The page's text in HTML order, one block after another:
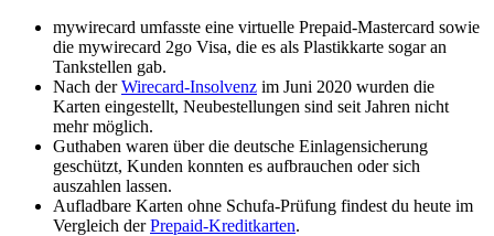
mywirecard umfasste eine virtuelle Prepaid-Mastercard sowie
die mywirecard 2go Visa, die es als Plastikkarte sogar an
Tankstellen gab.
Nach derWirecard-Insolvenz im Juni 2020 wurden die
Karten eingestellt, Neubestellungen sind seit Jahren nicht
mehr möglich.
Guthaben waren über die deutsche Einlagensicherung
geschützt, Kunden konnten es aufbrauchen oder sich
auszahlen lassen.
Aufladbare Karten ohne Schufa-Prüfung findest du heute im
Vergleich derPrepaid-Kreditkarten.